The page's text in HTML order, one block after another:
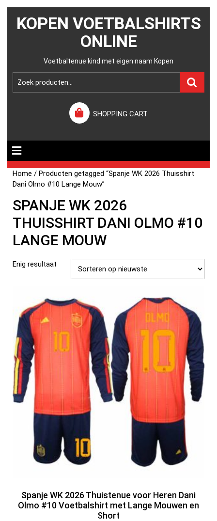
KOPEN VOETBALSHIRTS
ONLINE
Voetbaltenue kind met eigen naam Kopen
SHOPPING CART
Home / Producten getagged “Spanje WK 2026 Thuisshirt
Dani Olmo #10 Lange Mouw”
SPANJE WK 2026
THUISSHIRT DANI OLMO #10
LANGE MOUW
Enig resultaat
Spanje WK 2026 Thuistenue voor Heren Dani
Olmo #10 Voetbalshirt met Lange Mouwen en
Short